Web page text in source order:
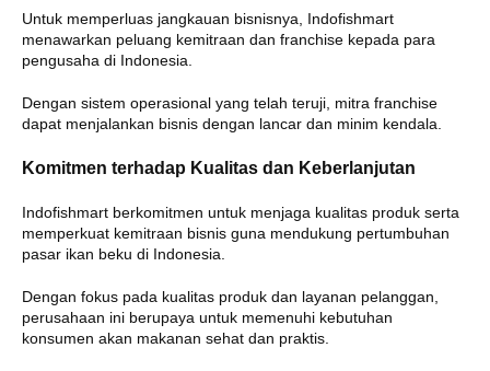
Untuk memperluas jangkauan bisnisnya, Indofishmart
menawarkan peluang kemitraan dan franchise kepada para
pengusaha di Indonesia.
Dengan sistem operasional yang telah teruji, mitra franchise
dapat menjalankan bisnis dengan lancar dan minim kendala.
Komitmen terhadap Kualitas dan Keberlanjutan
Indofishmart berkomitmen untuk menjaga kualitas produk serta
memperkuat kemitraan bisnis guna mendukung pertumbuhan
pasar ikan beku di Indonesia.
Dengan fokus pada kualitas produk dan layanan pelanggan,
perusahaan ini berupaya untuk memenuhi kebutuhan
konsumen akan makanan sehat dan praktis.